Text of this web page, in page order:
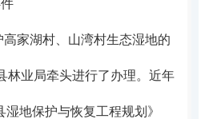
高家湖村、山湾村生态湿地的
林业局牵头进行了办理。近年
湿地保护与恢复工程规划》